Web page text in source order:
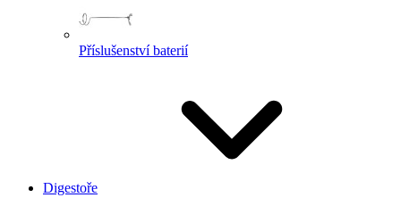
Příslušenství baterií
Digestoře